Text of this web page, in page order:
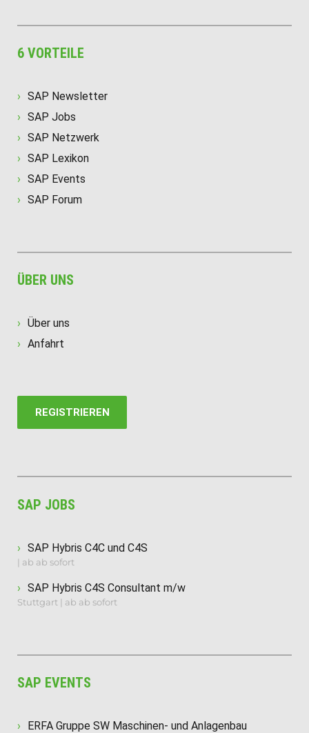
6 VORTEILE
SAP Newsletter
SAP Jobs
SAP Netzwerk
SAP Lexikon
SAP Events
SAP Forum
ÜBER UNS
Über uns
Anfahrt
REGISTRIEREN
SAP JOBS
SAP Hybris C4C und C4S
| ab ab sofort
SAP Hybris C4S Consultant m/w
Stuttgart | ab ab sofort
SAP EVENTS
ERFA Gruppe SW Maschinen- und Anlagenbau